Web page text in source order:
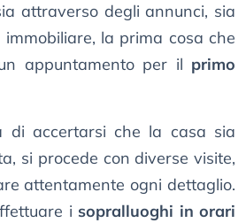
attraverso degli annunci, sia
immobiliare, la prima cosa che
appuntamento per il primo
di accertarsi che la casa sia
si procede con diverse visite,
attentamente ogni dettaglio.
i sopralluoghi in orari